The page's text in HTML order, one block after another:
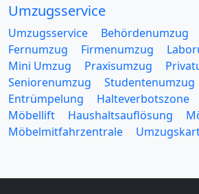
Umzugsservice
Umzugsservice Behördenumzug
Fernumzug
Firmenumzug
Mini Umzug
Praxisumzug
Seniorenumzug
Studentenumzug
Entrümpelung
Halteverbotszone
Möbellift
Haushaltsauflösung
Möbelmitfahrzentrale